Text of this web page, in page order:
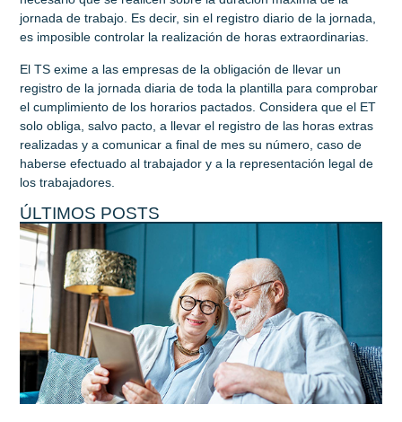
jornada de trabajo. Es decir, sin el registro diario de la jornada,
es imposible controlar la realización de horas extraordinarias.
El TS exime a las empresas de la obligación de llevar un
registro de la jornada diaria de toda la plantilla para comprobar
el cumplimiento de los horarios pactados. Considera que el ET
solo obliga, salvo pacto, a llevar el registro de las horas extras
realizadas y a comunicar a final de mes su número, caso de
haberse efectuado al trabajador y a la representación legal de
los trabajadores.
ÚLTIMOS POSTS